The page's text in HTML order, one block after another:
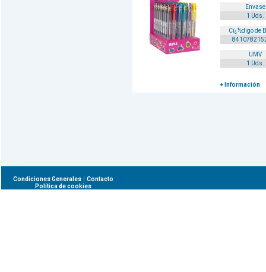
Envase
1 Uds.
Cï¿½digo de
UMV
1 Uds.
+ Información
Condiciones Generales| Contacto
Política de cookies